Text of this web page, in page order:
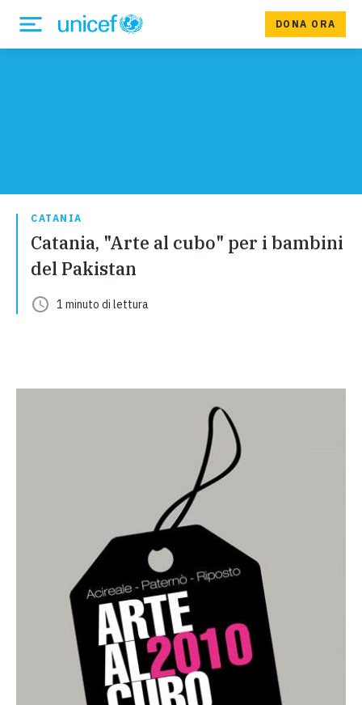
DONA ORA
CATANIA
Catania, "Arte al cubo" per i bambini
del Pakistan
1 minuto di lettura